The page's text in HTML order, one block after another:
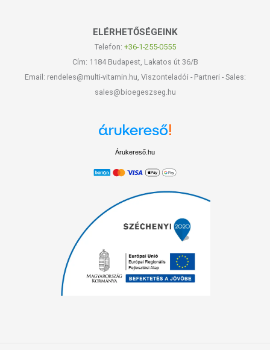
ELÉRHETŐSÉGEINK
Telefon: +36-1-255-0555
Cím: 1184 Budapest, Lakatos út 36/B
Email: rendeles@multi-vitamin.hu, Viszonteladói - Partneri - Sales:
sales@bioegeszseg.hu
Árukereső.hu